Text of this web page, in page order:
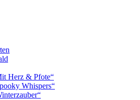
Herz & Pfote“
Whispers“